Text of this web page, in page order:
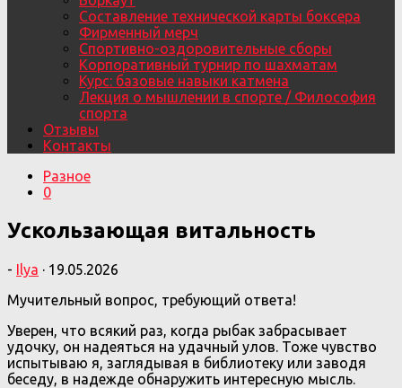
Составление технической карты боксера
Фирменный мерч
Спортивно-оздоровительные сборы
Корпоративный турнир по шахматам
Курс: базовые навыки катмена
Лекция о мышлении в спорте / Философия
спорта
Отзывы
Контакты
Разное
0
Ускользающая витальность
- Ilya · 19.05.2026
Мучительный вопрос, требующий ответа!
Уверен, что всякий раз, когда рыбак забрасывает
удочку, он надеяться на удачный улов. Тоже чувство
испытываю я, заглядывая в библиотеку или заводя
беседу, в надежде обнаружить интересную мысль.